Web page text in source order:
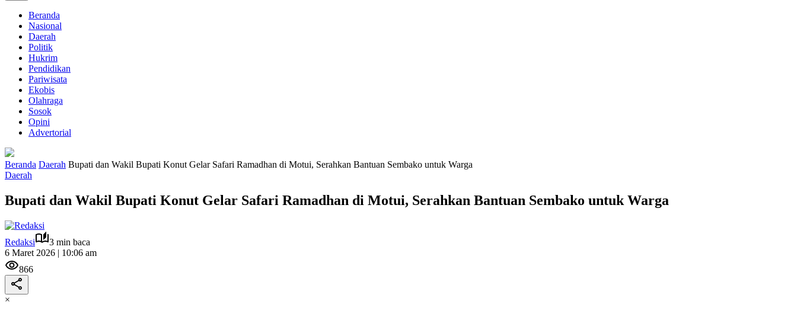
Beranda
Nasional
Daerah
Politik
Hukrim
Pendidikan
Pariwisata
Ekobis
Olahraga
Sosok
Opini
Advertorial
Beranda Daerah Bupati dan Wakil Bupati Konut Gelar Safari Ramadhan di Motui, Serahkan Bantuan Sembako untuk Warga
Daerah
Bupati dan Wakil Bupati Konut Gelar Safari Ramadhan di Motui, Serahkan Bantuan Sembako untuk Warga
Redaksi
3 min baca
6 Maret 2026 | 10:06 am
866
×